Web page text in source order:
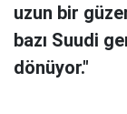
uzun bir
bazı Suudi
dönüyor."